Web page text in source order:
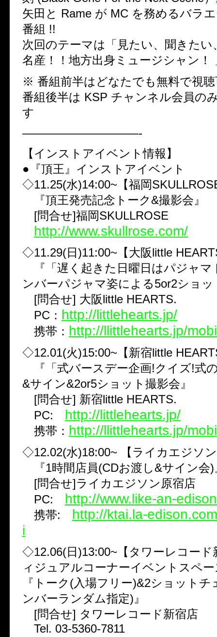
矢田と Rame が MC を務めるバラ
番組 !!
次回のテーマは「見たい、聞きたい
名産！！地方出身ミュージシャン！
※ 番組前半はどなたでも無料で視聴
番組後半は KSP チャンネル会員の
す
——————————-
【インストアイベント情報】
●『頂王』インストアイベント
◇11.25(水)14:00~【福岡
『頂王発売記念トーク&撮影会』
[問合せ]福岡SKULLROSE
http://www.skullrose.com/
◇11.29(日)11:00~【大阪little
『「遅く起きた日曜日はパジャマ
ンバーパジャマ姿による5or2ショッ
[問合せ] 大阪little HEARTS.
PC： http://littlehearts.jp/
携帯： http://llittlehearts.jp/
◇12.01(火)15:00~【新宿little
『「式バースデー企画!クイズ!式
&サイン&2or5ショット撮影会』
[問合せ] 新宿little HEARTS.
PC: http://littlehearts.jp/
携帯： http://llittlehearts.jp/
◇12.02(水)18:00~ 【ライカエジソ
『1時間店員(CDお渡し&サイン会)
[問合せ]ライカエジソン原宿店
PC: http://www.like-an-
携帯: http://ktai.la-
i
◇12.06(日)13:00~【タワーレコード
ィジュアルコーナーイベントスペ
『トーク(入場フリー)&2ショットチ
ンバーランダム指定)』
[問合せ] タワーレコード新宿店
Tel. 03-5360-7811